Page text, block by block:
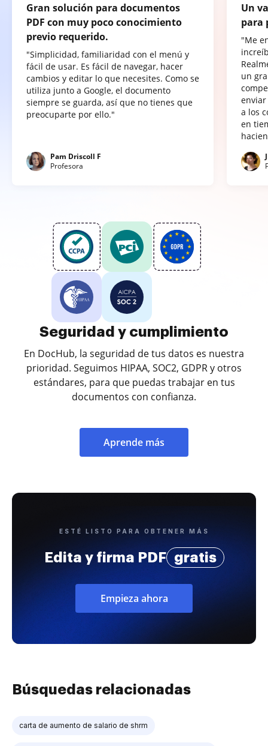
Gran solución para documentos
PDF con muy poco conocimiento
previo requerido.
"Simplicidad, familiaridad con el menú y
fácil de usar. Es fácil de navegar, hacer
cambios y editar lo que necesites. Como se
utiliza junto a Google, el documento
siempre se guarda, así que no tienes que
preocuparte por ello."
Pam Driscoll F
Profesora
Un
para
"Me
un
a los
en
Seguridad y cumplimiento
En DocHub, la seguridad de tus datos es nuestra
prioridad. Seguimos HIPAA, SOC2, GDPR y otros
estándares, para que puedas trabajar en tus
documentos con confianza.
Aprende más
ESTÉ LISTO PARA OBTENER MÁS
Edita y firma PDF gratis
Empieza ahora
Búsquedas relacionadas
carta de aumento de salario de shrm